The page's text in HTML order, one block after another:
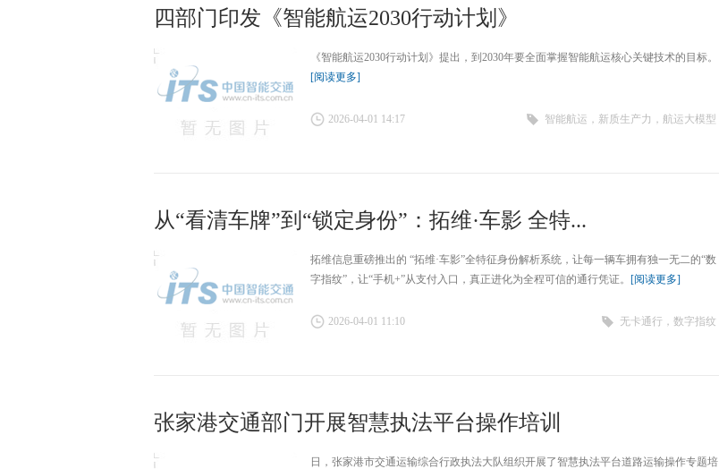
四部门印发《智能航运2030行动计划》
《智能航运2030行动计划》提出，到2030年要全面掌握智能航运核心关键技术的目标。
[阅读更多]
2026-04-01 14:17 智能航运，新质生产力，航运大模型
从“看清车牌”到“锁定身份”：拓维·车影 全特...
拓维信息重磅推出的 “拓维·车影”全特征身份解析系统，让每一辆车拥有独一无二的“数
字指纹”，让“手机+”从支付入口，真正进化为全程可信的通行凭证。 [阅读更多]
2026-04-01 11:10 无卡通行，数字指纹
张家港交通部门开展智慧执法平台操作培训
日，张家港市交通运输综合行政执法大队组织开展了智慧执法平台道路运输操作专题培